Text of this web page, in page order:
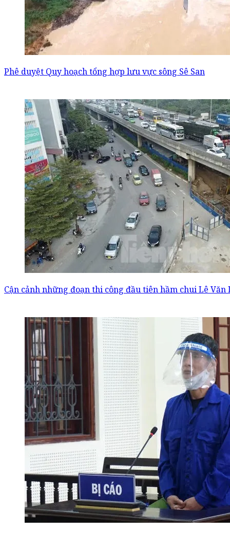
Phê duyệt Quy hoạch tổng hợp lưu vực sông Sê San
Cận cảnh những đoạn thi công đầu tiên hầm chui Lê Văn